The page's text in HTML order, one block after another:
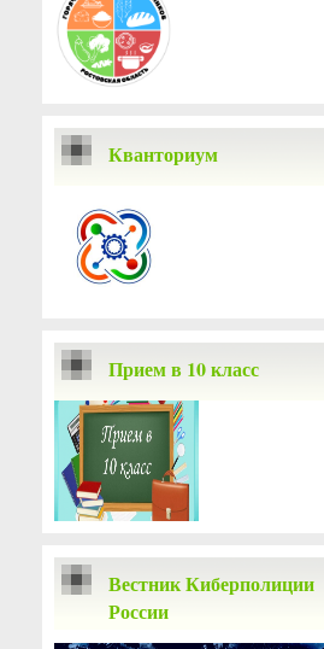
Кванториум
Прием в 10 класс
Вестник Киберполиции
России